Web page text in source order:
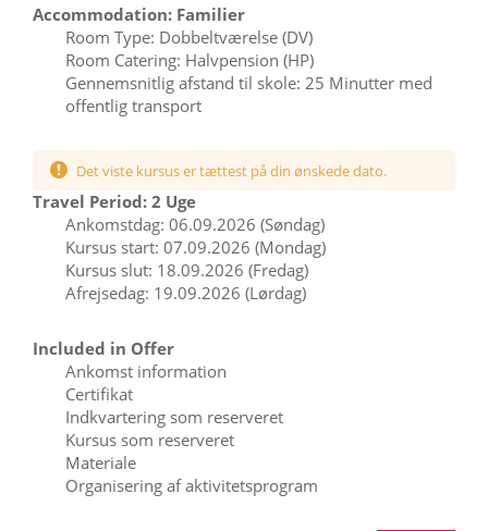
Accommodation: Familier
Room Type: Dobbeltværelse (DV)
Room Catering: Halvpension (HP)
Gennemsnitlig afstand til skole: 25 Minutter med
offentlig transport
Det viste kursus er tættest på din ønskede dato.
Travel Period: 2 Uge
Ankomstdag: 06.09.2026 (Søndag)
Kursus start: 07.09.2026 (Mondag)
Kursus slut: 18.09.2026 (Fredag)
Afrejsedag: 19.09.2026 (Lørdag)
Included in Offer
Ankomst information
Certifikat
Indkvartering som reserveret
Kursus som reserveret
Materiale
Organisering af aktivitetsprogram